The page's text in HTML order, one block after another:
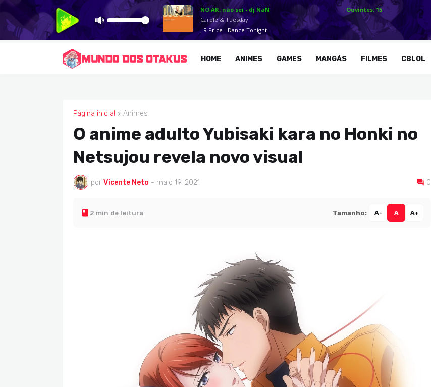
HOME ANIMES GAMES MANGÁS FILMES CBLOL
Página inicial Animes
ANIMES
O anime adulto Yubisaki kara no Honki no
Netsujou revela novo visual
por Vicente Neto - maio 19, 2021 0
2 min de leitura Tamanho: A- A A+